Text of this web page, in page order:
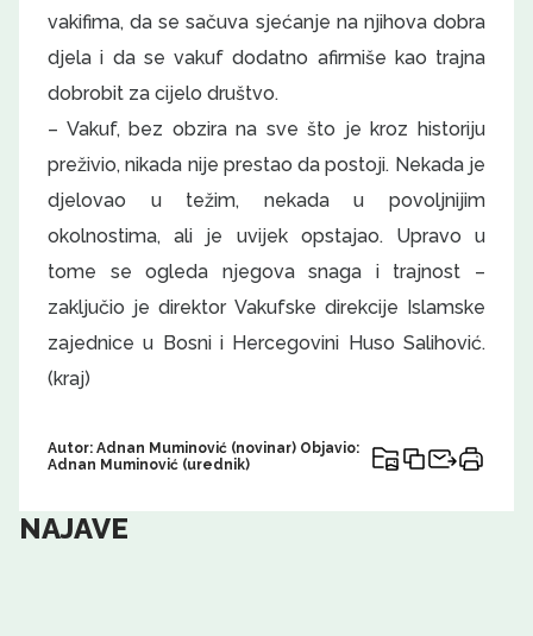
vakifima, da se sačuva sjećanje na njihova dobra
djela i da se vakuf dodatno afirmiše kao trajna
dobrobit za cijelo društvo.
– Vakuf, bez obzira na sve što je kroz historiju
preživio, nikada nije prestao da postoji. Nekada je
djelovao u težim, nekada u povoljnijim
okolnostima, ali je uvijek opstajao. Upravo u
tome se ogleda njegova snaga i trajnost –
zaključio je direktor Vakufske direkcije Islamske
zajednice u Bosni i Hercegovini Huso Salihović.
(kraj)
Autor: Adnan Muminović (novinar) Objavio:
Adnan Muminović (urednik)
NAJAVE